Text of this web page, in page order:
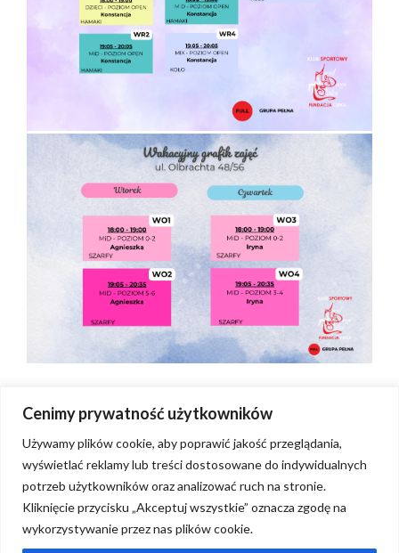
Cenimy prywatność użytkowników
Używamy plików cookie, aby poprawić jakość przeglądania,
wyświetlać reklamy lub treści dostosowane do indywidualnych
potrzeb użytkowników oraz analizować ruch na stronie.
Kliknięcie przycisku „Akceptuj wszystkie” oznacza zgodę na
wykorzystywanie przez nas plików cookie.
Regulaminy